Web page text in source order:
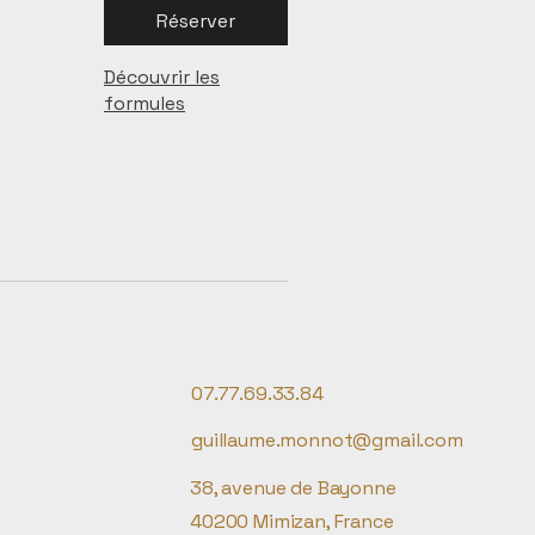
Réserver
Découvrir les
formules
07.77.69.33.84
guillaume.monnot@gmail.com
38, avenue de Bayonne
40200 Mimizan, France